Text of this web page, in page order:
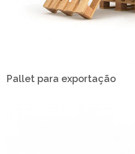
Pallet para exportação